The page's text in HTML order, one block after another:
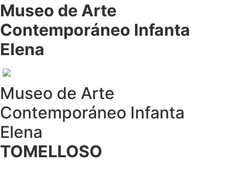
Museo de Arte
Contemporáneo Infanta
Elena
Museo de Arte
Contemporáneo Infanta
Elena
TOMELLOSO